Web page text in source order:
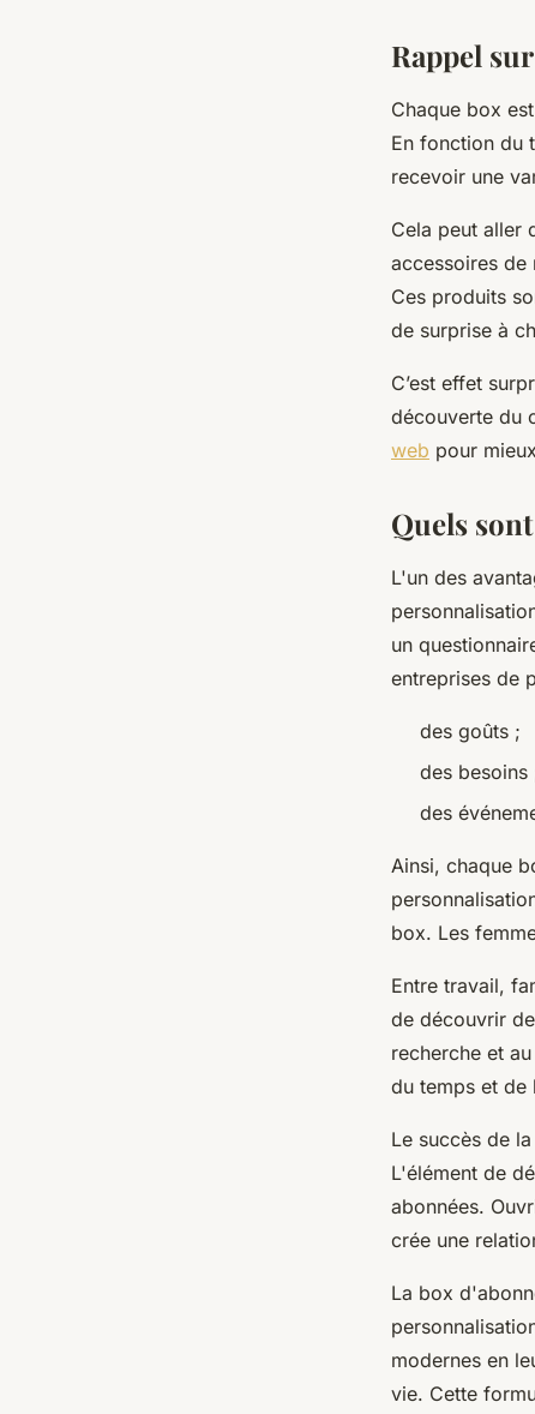
Rappel
Chaque box
En fonction du
recevoir une
Cela peut aller
accessoires de
Ces produits
de surprise à
C’est effet
découverte du
web pour
Quels
L'un des
un
entreprises de
des goûts ;
des besoins
des
Ainsi, chaque
box. Les
Entre travail,
de découvrir
recherche et
du temps et de
Le succès de
L'élément de
abonnées.
crée une
La box
modernes en
vie. Cette